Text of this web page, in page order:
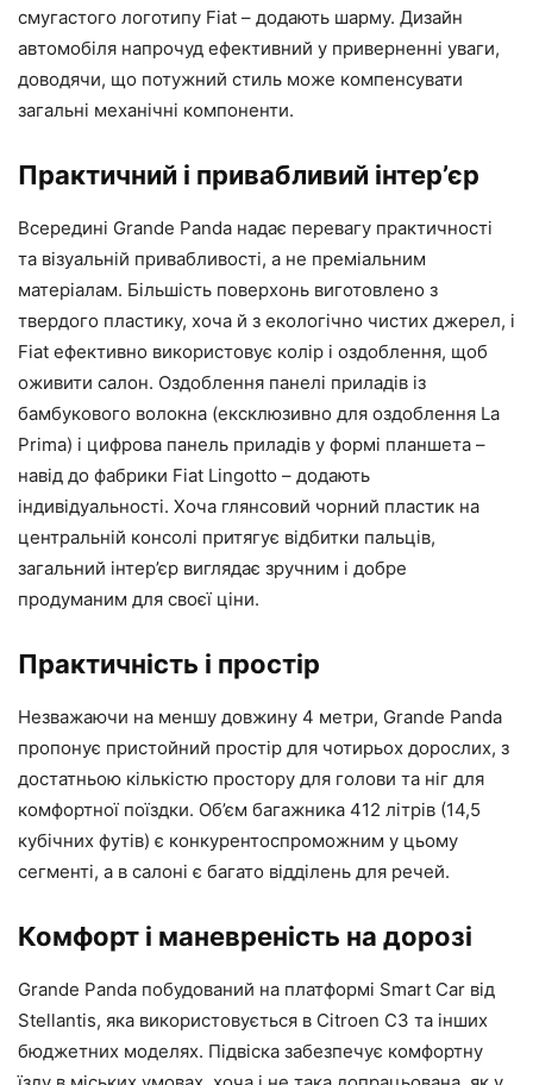
смугастого логотипу Fiat – додають шарму. Дизайн
автомобіля напрочуд ефективний у приверненні уваги,
доводячи, що потужний стиль може компенсувати
загальні механічні компоненти.
Практичний і привабливий інтер’єр
Всередині Grande Panda надає перевагу практичності
та візуальній привабливості, а не преміальним
матеріалам. Більшість поверхонь виготовлено з
твердого пластику, хоча й з екологічно чистих джерел, і
Fiat ефективно використовує колір і оздоблення, щоб
оживити салон. Оздоблення панелі приладів із
бамбукового волокна (ексклюзивно для оздоблення La
Prima) і цифрова панель приладів у формі планшета –
навід до фабрики Fiat Lingotto – додають
індивідуальності. Хоча глянсовий чорний пластик на
центральній консолі притягує відбитки пальців,
загальний інтер’єр виглядає зручним і добре
продуманим для своєї ціни.
Практичність і простір
Незважаючи на меншу довжину 4 метри, Grande Panda
пропонує пристойний простір для чотирьох дорослих, з
достатньою кількістю простору для голови та ніг для
комфортної поїздки. Об’єм багажника 412 літрів (14,5
кубічних футів) є конкурентоспроможним у цьому
сегменті, а в салоні є багато відділень для речей.
Комфорт і маневреність на дорозі
Grande Panda побудований на платформі Smart Car від
Stellantis, яка використовується в Citroen C3 та інших
бюджетних моделях. Підвіска забезпечує комфортну